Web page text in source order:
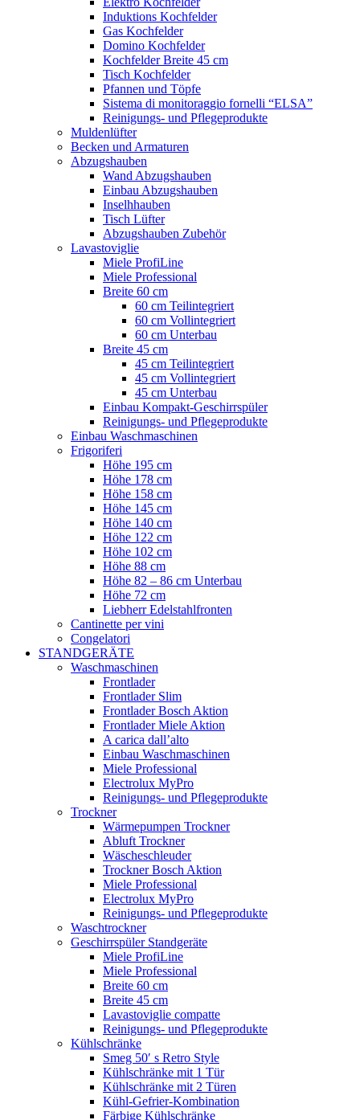
Induktions Kochfelder
Gas Kochfelder
Domino Kochfelder
Kochfelder Breite 45 cm
Tisch Kochfelder
Pfannen und Töpfe
Sistema di monitoraggio fornelli “ELSA”
Reinigungs- und Pflegeprodukte
Muldenlüfter
Becken und Armaturen
Abzugshauben
Wand Abzugshauben
Einbau Abzugshauben
Inselhhauben
Tisch Lüfter
Abzugshauben Zubehör
Lavastoviglie
Miele ProfiLine
Miele Professional
Breite 60 cm
60 cm Teilintegriert
60 cm Vollintegriert
60 cm Unterbau
Breite 45 cm
45 cm Teilintegriert
45 cm Vollintegriert
45 cm Unterbau
Einbau Kompakt-Geschirrspüler
Reinigungs- und Pflegeprodukte
Einbau Waschmaschinen
Frigoriferi
Höhe 195 cm
Höhe 178 cm
Höhe 158 cm
Höhe 145 cm
Höhe 140 cm
Höhe 122 cm
Höhe 102 cm
Höhe 88 cm
Höhe 82 – 86 cm Unterbau
Höhe 72 cm
Liebherr Edelstahlfronten
Cantinette per vini
Congelatori
STANDGERÄTE
Waschmaschinen
Frontlader
Frontlader Slim
Frontlader Bosch Aktion
Frontlader Miele Aktion
A carica dall’alto
Einbau Waschmaschinen
Miele Professional
Electrolux MyPro
Reinigungs- und Pflegeprodukte
Trockner
Wärmepumpen Trockner
Abluft Trockner
Wäscheschleuder
Trockner Bosch Aktion
Miele Professional
Electrolux MyPro
Reinigungs- und Pflegeprodukte
Waschtrockner
Geschirrspüler Standgeräte
Miele ProfiLine
Miele Professional
Breite 60 cm
Breite 45 cm
Lavastoviglie compatte
Reinigungs- und Pflegeprodukte
Kühlschränke
Smeg 50′ s Retro Style
Kühlschränke mit 1 Tür
Kühlschränke mit 2 Türen
Kühl-Gefrier-Kombination
Färbige Kühlschränke